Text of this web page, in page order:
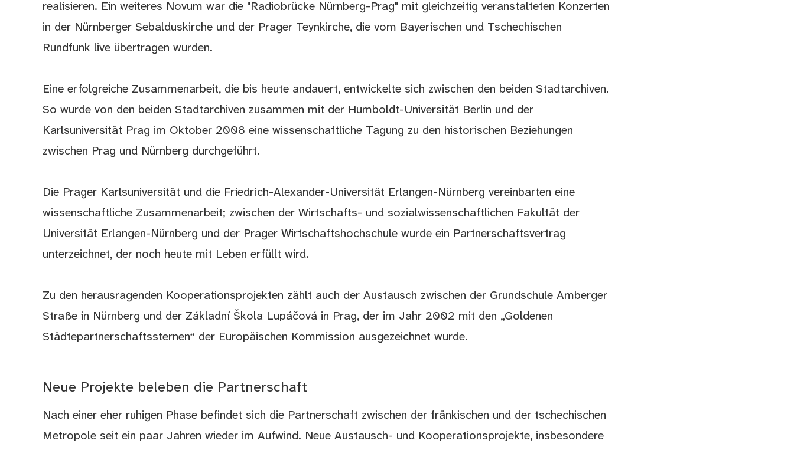
realisieren. Ein weiteres Novum war die "Radiobrücke Nürnberg-Prag" mit gleichzeitig veranstalteten Konzerten
in der Nürnberger Sebalduskirche und der Prager Teynkirche, die vom Bayerischen und Tschechischen
Rundfunk live übertragen wurden.
Eine erfolgreiche Zusammenarbeit, die bis heute andauert, entwickelte sich zwischen den beiden Stadtarchiven.
So wurde von den beiden Stadtarchiven zusammen mit der Humboldt-Universität Berlin und der
Karlsuniversität Prag im Oktober 2008 eine wissenschaftliche Tagung zu den historischen Beziehungen
zwischen Prag und Nürnberg durchgeführt.
Die Prager Karlsuniversität und die Friedrich-Alexander-Universität Erlangen-Nürnberg vereinbarten eine
wissenschaftliche Zusammenarbeit; zwischen der Wirtschafts- und sozialwissenschaftlichen Fakultät der
Universität Erlangen-Nürnberg und der Prager Wirtschaftshochschule wurde ein Partnerschaftsvertrag
unterzeichnet, der noch heute mit Leben erfüllt wird.
Zu den herausragenden Kooperationsprojekten zählt auch der Austausch zwischen der Grundschule Amberger
Straße in Nürnberg und der Základní Škola Lupáčová in Prag, der im Jahr 2002 mit den „Goldenen
Städtepartnerschaftssternen“ der Europäischen Kommission ausgezeichnet wurde.
Neue Projekte beleben die Partnerschaft
Nach einer eher ruhigen Phase befindet sich die Partnerschaft zwischen der fränkischen und der tschechischen
Metropole seit ein paar Jahren wieder im Aufwind. Neue Austausch- und Kooperationsprojekte, insbesondere